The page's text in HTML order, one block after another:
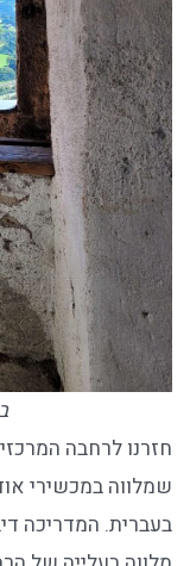
חזרנו לרחבה
שמלווה במכשירי
בעברית. המדריכה